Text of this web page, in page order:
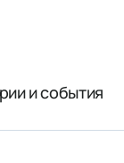
и события